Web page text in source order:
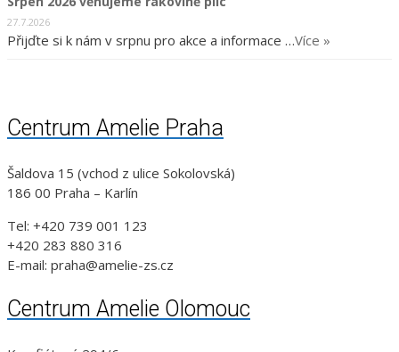
27.7.2026
Přijďte si k nám v srpnu pro akce a informace …Více »
Centrum Amelie Praha
Šaldova 15 (vchod z ulice Sokolovská)
186 00 Praha – Karlín
Tel: +420 739 001 123
+420 283 880 316
E-mail: praha@amelie-zs.cz
Centrum Amelie Olomouc